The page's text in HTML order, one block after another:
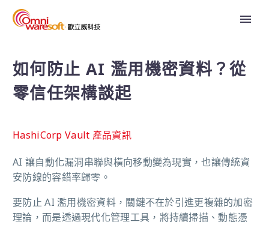
如何防止 AI 濫用機密資料？從
零信任架構談起
HashiCorp Vault 產品資訊
AI 讓自動化漏洞串聯與橫向移動變為現實，也讓傳統資
安防線的容錯率歸零。
要防止 AI 濫用機密資料，關鍵不在於引進更複雜的加密
理論，而是透過現代化管理工具，將持續掃描、動態憑